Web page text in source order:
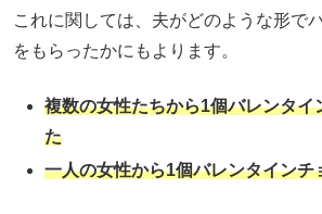
これに関しては、夫がどのような形で
をもらったかにもよります。
複数の女性たちから1個バレンタイ
た
一人の女性から1個バレンタインチ